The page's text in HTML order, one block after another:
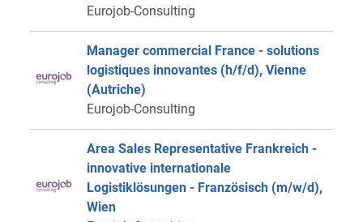
Eurojob-Consulting
Manager commercial France - solutions
logistiques innovantes (h/f/d), Vienne
(Autriche)
Eurojob-Consulting
Area Sales Representative Frankreich -
innovative internationale
Logistiklösungen - Französisch (m/w/d),
Wien